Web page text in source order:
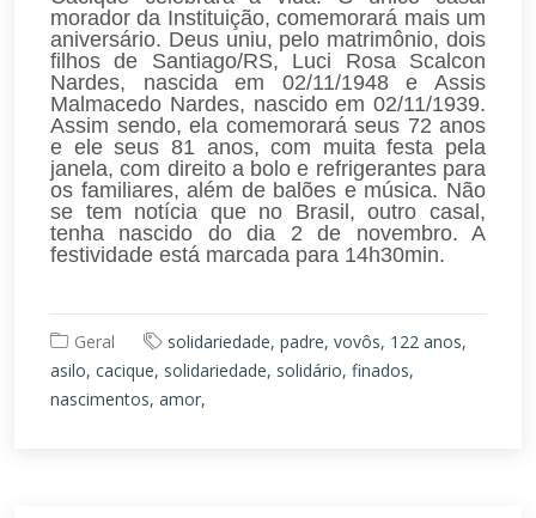
morador da Instituição, comemorará mais um
aniversário. Deus uniu, pelo matrimônio, dois
filhos de Santiago/RS, Luci Rosa Scalcon
Nardes, nascida em 02/11/1948 e Assis
Malmacedo Nardes, nascido em 02/11/1939.
Assim sendo, ela comemorará seus 72 anos
e ele seus 81 anos, com muita festa pela
janela, com direito a bolo e refrigerantes para
os familiares, além de balões e música. Não
se tem notícia que no Brasil, outro casal,
tenha nascido do dia 2 de novembro. A
festividade está marcada para 14h30min.
Geral
solidariedade, padre, vovôs, 122 anos,
asilo, cacique, solidariedade, solidário, finados,
nascimentos, amor,